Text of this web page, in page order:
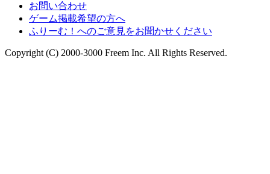
お問い合わせ
ゲーム掲載希望の方へ
ふりーむ！へのご意見をお聞かせください
Copyright (C) 2000-3000 Freem Inc. All Rights Reserved.